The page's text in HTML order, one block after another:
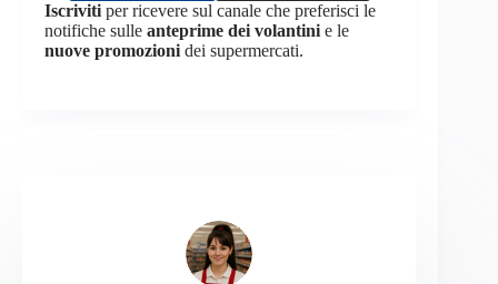
Iscriviti per ricevere sul canale che preferisci le
notifiche sulle anteprime dei volantini e le
nuove promozioni dei supermercati.